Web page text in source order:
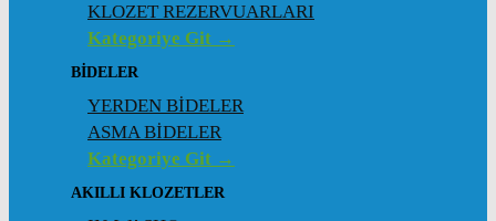
KLOZET REZERVUARLARI
Kategoriye Git →
BİDELER
YERDEN BİDELER
ASMA BİDELER
Kategoriye Git →
AKILLI KLOZETLER